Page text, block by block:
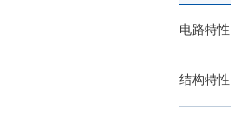
电路特性
结构特性